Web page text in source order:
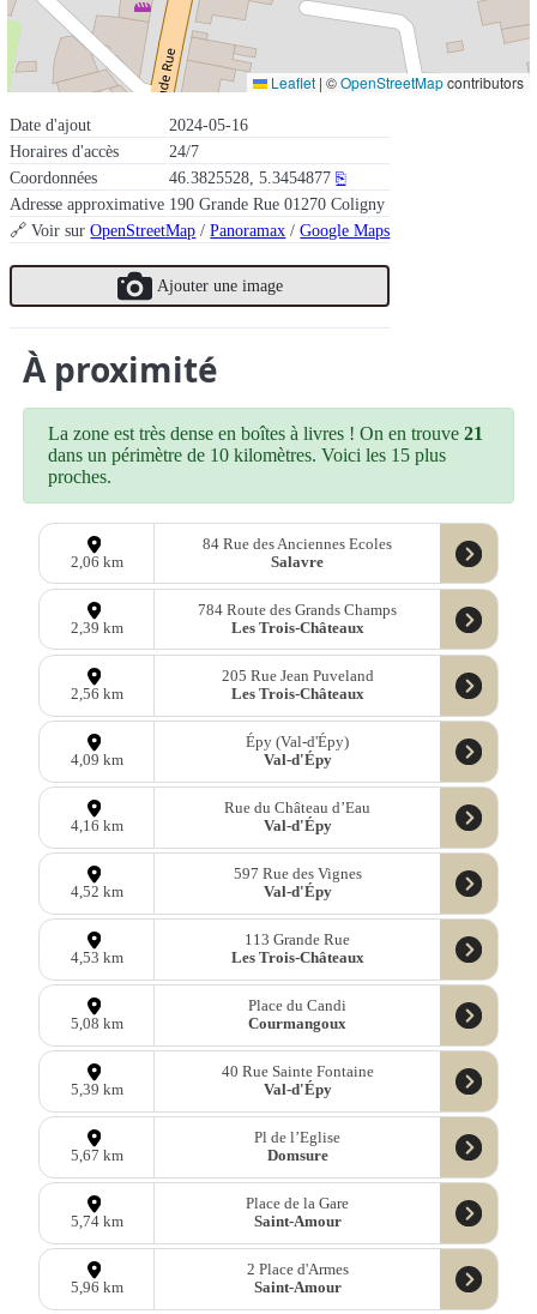
Date d'ajout
2024-05-16
Horaires d'accès
24/7
Coordonnées
46.3825528, 5.3454877 ⎘
Adresse approximative 190 Grande Rue 01270 Coligny
🔗 Voir surOpenStreetMap /Panoramax /Google Maps
Ajouter une image
Leaflet | ©OpenStreetMapcontributors
À proximité
La zone est très dense en boîtes à livres ! On en trouve21
dans un périmètre de 10 kilomètres. Voici les 15 plus
proches.
2,06 km
84 Rue des Anciennes Ecoles
Salavre
2,39 km
784 Route des Grands Champs
Les Trois-Châteaux
2,56 km
205 Rue Jean Puveland
Les Trois-Châteaux
4,09 km
Épy (Val-d'Épy)
Val-d'Épy
4,16 km
Rue du Château d’Eau
Val-d'Épy
4,52 km
597 Rue des Vignes
Val-d'Épy
4,53 km
113 Grande Rue
Les Trois-Châteaux
5,08 km
Place du Candi
Courmangoux
5,39 km
40 Rue Sainte Fontaine
Val-d'Épy
5,67 km
Pl de l’Eglise
Domsure
5,74 km
Place de la Gare
Saint-Amour
5,96 km
2 Place d'Armes
Saint-Amour